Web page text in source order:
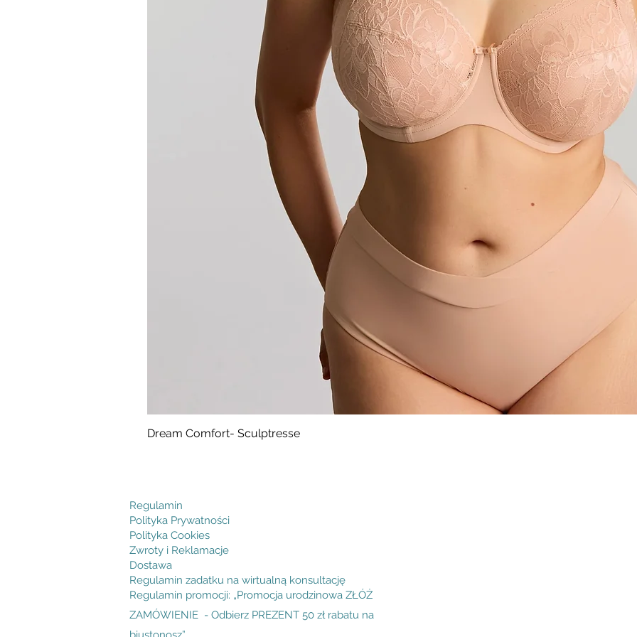
Dream Comfort- Sculptresse
Regulamin
Polityka Prywatności
Polityka Cookies
Zwroty i Reklamacje
Dostawa
Regulamin zadatku na wirtualną konsultację
Regulamin promocji: „Promocja urodzinowa ZŁÓŻ
ZAMÓWIENIE - Odbierz PREZENT 50 zł rabatu na